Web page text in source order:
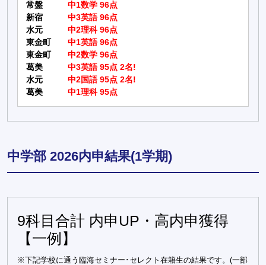
常盤
中1数学 96点
新宿
中3英語 96点
水元
中2理科 96点
東金町
中1英語 96点
東金町
中2数学 96点
葛美
中3英語 95点 2名!
水元
中2国語 95点 2名!
葛美
中1理科 95点
中学部 2026内申結果(1学期)
9科目合計 内申UP・高内申獲得
【一例】
※下記学校に通う臨海セミナー･セレクト在籍生の結果です。(一部